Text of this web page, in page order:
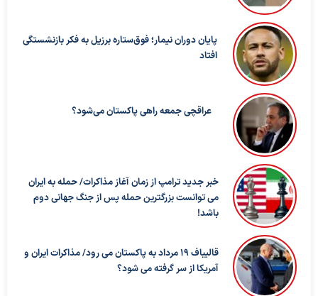
پایان دوران نیمار؛ فوق‌ستاره برزیل به فکر بازنشستگی
افتاد
عراقچی جمعه راهی پاکستان می‌شود؟
خبر جدید ترامپ از زمان آغاز مذاکرات/ حمله به ایران
می توانست بزرگترین حمله پس از جنگ جهانی دوم
باشد!
قالیباف ۱۹ مرداد به پاکستان می رود/ مذاکرات ایران و
آمریکا از سر گرفته می شود؟